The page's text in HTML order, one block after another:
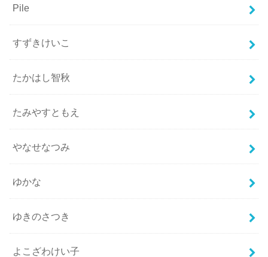
Pile
すずきけいこ
たかはし智秋
たみやすともえ
やなせなつみ
ゆかな
ゆきのさつき
よこざわけい子